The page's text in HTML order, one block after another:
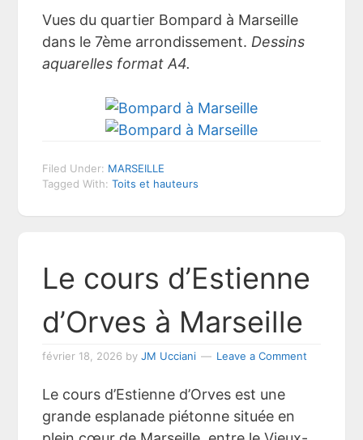
Vues du quartier Bompard à Marseille
dans le 7ème arrondissement. Dessins
aquarelles format A4.
Filed Under: MARSEILLE
Tagged With:Toits et hauteurs
Le cours d’Estienne
d’Orves à Marseille
février 18, 2026 byJM Ucciani Leave a Comment
Le cours d’Estienne d’Orves est une
grande esplanade piétonne située en